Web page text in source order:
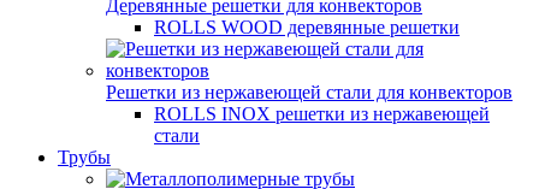
Деревянные решетки для конвекторов
ROLLS WOOD деревянные решетки
Решетки из нержавеющей стали для конвекторов
ROLLS INOX решетки из нержавеющей
стали
Трубы